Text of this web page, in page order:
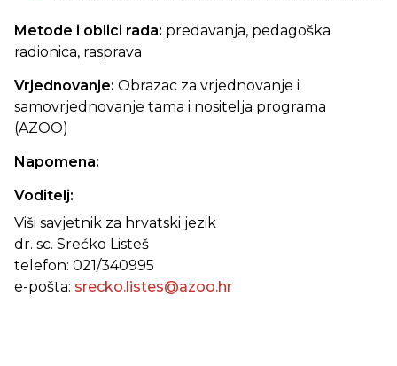
Metode i oblici rada: predavanja, pedagoška
radionica, rasprava
Vrjednovanje: Obrazac za vrjednovanje i
samovrjednovanje tama i nositelja programa
(AZOO)
Napomena:
Voditelj:
Viši savjetnik za hrvatski jezik
dr. sc. Srećko Listeš
telefon: 021/340995
e-pošta: srecko.listes@azoo.hr